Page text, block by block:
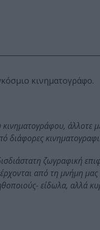
κινηματογράφο.
άλλοτε
διάφορες
ζωγραφική
από τη μνήμη
είδωλα, αλλά